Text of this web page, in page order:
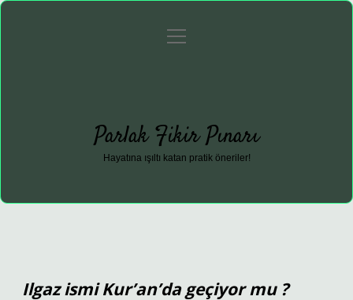
Gizlilik Politikası
menüyü
Parlak Fikir Pınarı
Hayatına ışıltı katan pratik öneriler!
Ilgaz ismi Kur’an’da geçiyor mu ?